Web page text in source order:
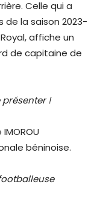
Celle qui a
de la saison 2023-
affiche un
de capitaine de
!
béninoise.